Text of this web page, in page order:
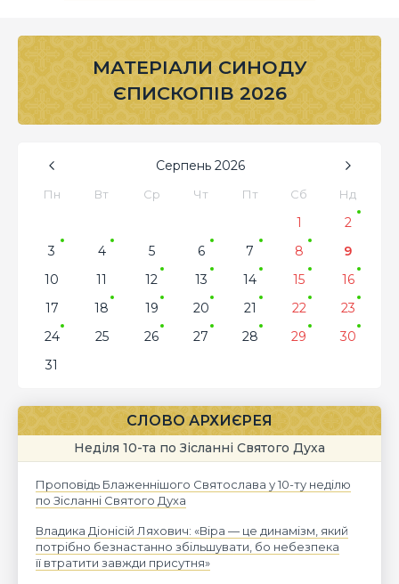
МАТЕРІАЛИ СИНОДУ
ЄПИСКОПІВ 2026
Серпень 2026
Пн Вт Ср Чт Пт Сб Нд
1
2
3
4 5 6 7 8
9
10
11 12 13 14 15
16
17
18 19 20 21 22
23
24
25 26 27 28 29
30
31
СЛОВО АРХИЄРЕЯ
Неділя 10-та по Зісланні Святого Духа
Проповідь Блаженнішого Святослава у 10-ту неділю
по Зісланні Святого Духа
Владика Діонісій Ляхович: «Віра — це динамізм, який
потрібно безнастанно збільшувати, бо небезпека
її втратити завжди присутня»